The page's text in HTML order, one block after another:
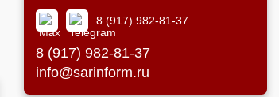
8 (917) 982-81-37
8 (917) 982-81-37
info@sarinform.ru